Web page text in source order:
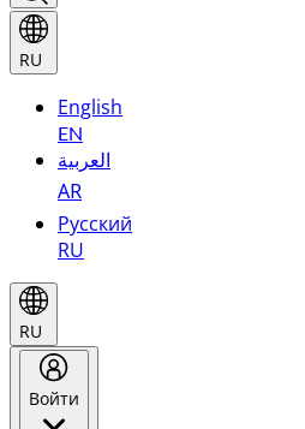
RU
English
EN
العربية
AR
Русский
RU
RU
Войти